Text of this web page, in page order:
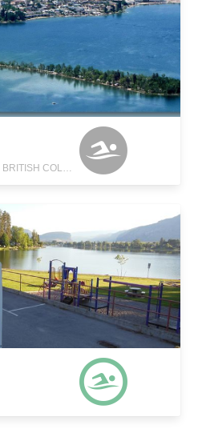
OKANAGAN-SIMILKAMEEN A, BRITISH COLUMBIA